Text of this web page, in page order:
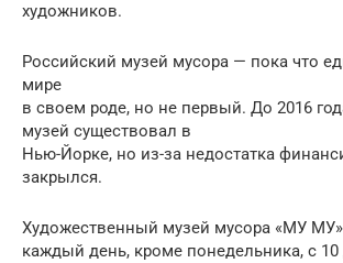
художников.
Российский музей мусора — пока что
мире
в своем роде, но не первый. До 2016
музей существовал в
Нью-Йорке, но из-за недостатка
закрылся.
Художественный музей мусора «МУ МУ»
каждый день, кроме понедельника, с 10